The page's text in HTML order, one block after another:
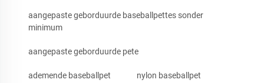
aangepaste geborduurde baseballpettes sonder
minimum
aangepaste geborduurde pete
ademende baseballpet nylon baseballpet